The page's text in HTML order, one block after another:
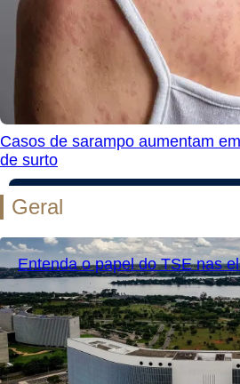
Casos de sarampo aumentam
de surto
Geral
Entenda o papel do TSE nas